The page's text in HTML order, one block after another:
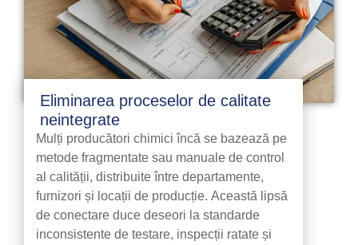
Eliminarea proceselor de calitate
neintegrate
Mulți producători chimici încă se bazează pe
metode fragmentate sau manuale de control
al calității, distribuite între departamente,
furnizori și locații de producție. Această lipsă
de conectare duce deseori la standarde
inconsistente de testare, inspecții ratate și